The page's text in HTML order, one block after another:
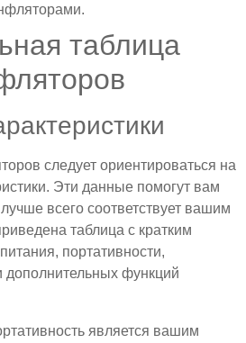
таблица
следует ориентироваться на
Эти данные помогут вам
всего соответствует вашим
таблица с кратким
портативности,
дополнительных функций
является вашим